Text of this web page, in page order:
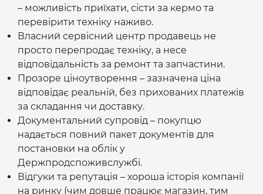
– можливість приїхати, сісти за кермо та
перевірити техніку наживо.
Власний сервісний центр продавець не
просто перепродає техніку, а несе
відповідальність за ремонт та запчастини.
Прозоре ціноутворення – зазначена ціна
відповідає реальній, без прихованих платежів
за складання чи доставку.
Документальний супровід – покупцю
надається повний пакет документів для
постановки на облік у
Держпродспоживслужбі.
Відгуки та репутація – хороша історія компанії
на ринку (чим довше працює магазин, тим